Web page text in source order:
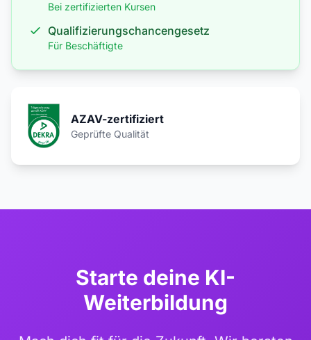
Bei zertifizierten Kursen
Qualifizierungschancengesetz
Für Beschäftigte
AZAV-zertifiziert
Geprüfte Qualität
Starte deine KI-
Weiterbildung